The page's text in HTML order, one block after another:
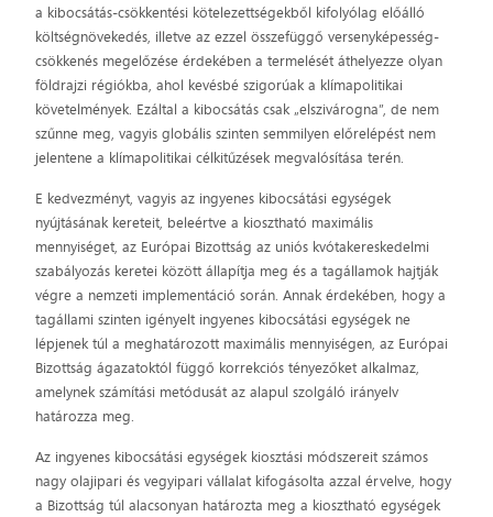
a kibocsátás-csökkentési kötelezettségekből kifolyólag előálló
költségnövekedés, illetve az ezzel összefüggő versenyképesség-
csökkenés megelőzése érdekében a termelését áthelyezze olyan
földrajzi régiókba, ahol kevésbé szigorúak a klímapolitikai
követelmények. Ezáltal a kibocsátás csak „elszivárogna”, de nem
szűnne meg, vagyis globális szinten semmilyen előrelépést nem
jelentene a klímapolitikai célkitűzések megvalósítása terén.
E kedvezményt, vagyis az ingyenes kibocsátási egységek
nyújtásának kereteit, beleértve a kiosztható maximális
mennyiséget, az Európai Bizottság az uniós kvótakereskedelmi
szabályozás keretei között állapítja meg és a tagállamok hajtják
végre a nemzeti implementáció során. Annak érdekében, hogy a
tagállami szinten igényelt ingyenes kibocsátási egységek ne
lépjenek túl a meghatározott maximális mennyiségen, az Európai
Bizottság ágazatoktól függő korrekciós tényezőket alkalmaz,
amelynek számítási metódusát az alapul szolgáló irányelv
határozza meg.
Az ingyenes kibocsátási egységek kiosztási módszereit számos
nagy olajipari és vegyipari vállalat kifogásolta azzal érvelve, hogy
a Bizottság túl alacsonyan határozta meg a kiosztható egységek